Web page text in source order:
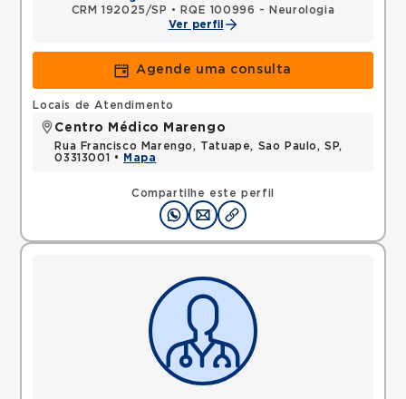
CRM 192025/SP •
RQE 100996 - Neurologia
Ver perfil
Agende uma consulta
Compartilhe este perfil
Locais de Atendimento
Centro Médico Marengo
Rua Francisco Marengo, Tatuape, Sao Paulo, SP,
03313001 •
Mapa